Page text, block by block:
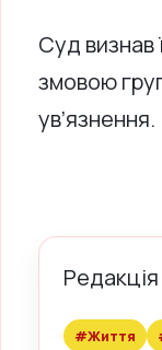
Суд визнав
змовою
ув’язнення.
#Життя